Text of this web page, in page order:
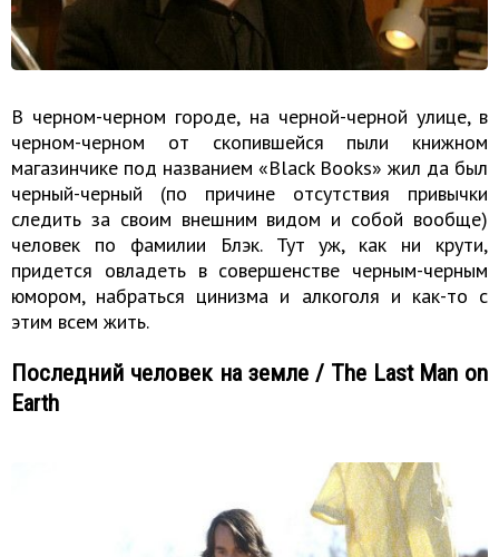
В черном-черном городе, на черной-черной улице, в
черном-черном от скопившейся пыли книжном
магазинчике под названием «Black Books» жил да был
черный-черный (по причине отсутствия привычки
следить за своим внешним видом и собой вообще)
человек по фамилии Блэк. Тут уж, как ни крути,
придется овладеть в совершенстве черным-черным
юмором, набраться цинизма и алкоголя и как-то с
этим всем жить.
Последний человек на земле / The Last Man on
Earth